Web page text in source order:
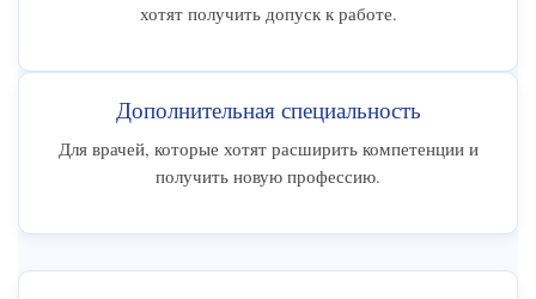
хотят получить допуск к работе.
Дополнительная специальность
Для врачей, которые хотят расширить компетенции и
получить новую профессию.